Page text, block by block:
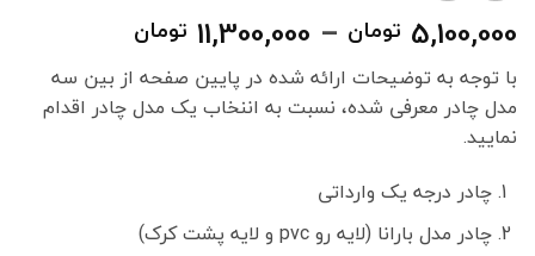
5,100,000 تومان –
11,300,000 تومان
قیمت:
تا
با توجه به توضیحات ارائه شده در پایین صفحه از بین سه
مدل چادر معرفی شده، نسبت به اننخاب یک مدل چادر اقدام
نمایید.
چادر درجه یک وارداتی
چادر مدل بارانا (لایه رو pvc و لایه پشت کرک)